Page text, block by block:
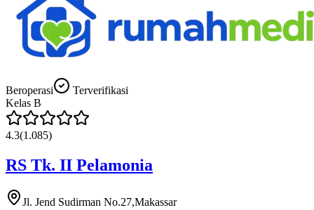
Beroperasi
Terverifikasi
Kelas B
4.3(1.085)
RS Tk. II Pelamonia
Jl. Jend Sudirman No.27,Makassar